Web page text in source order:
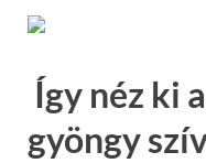
Így néz ki
gyöngy